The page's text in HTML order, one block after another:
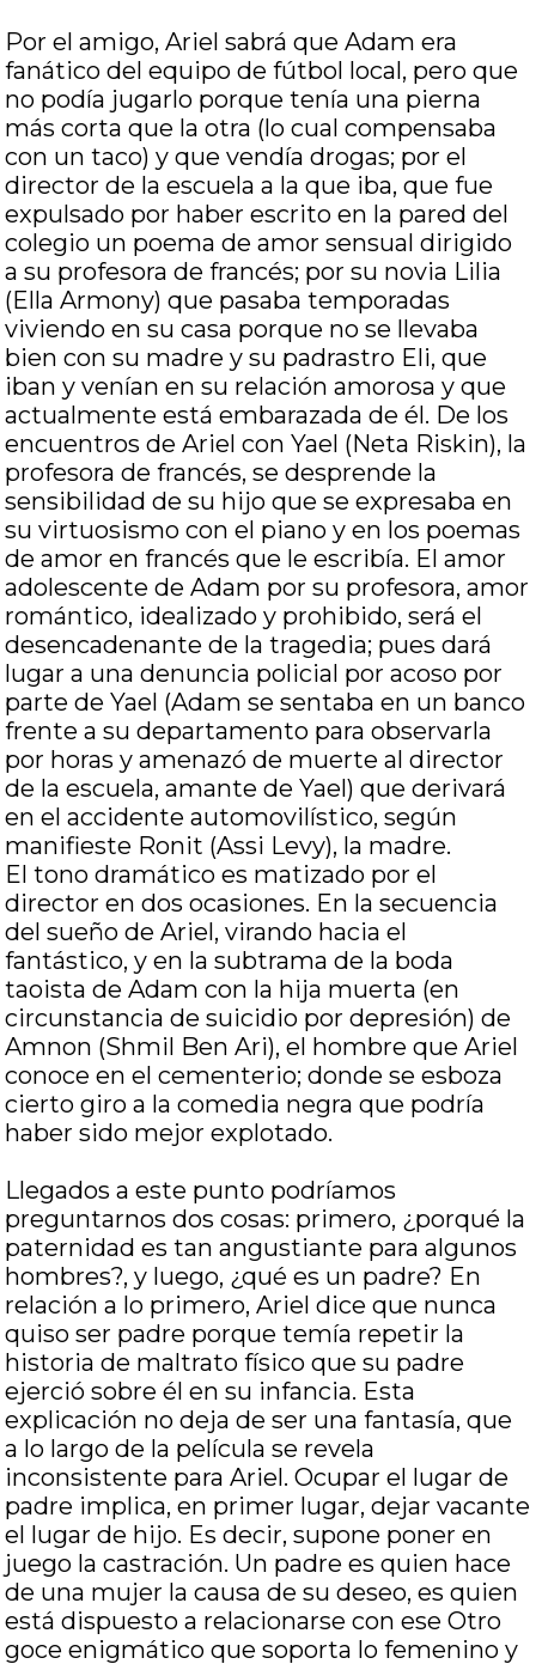
Por el amigo, Ariel sabrá que Adam era
fanático del equipo de fútbol local, pero que
no podía jugarlo porque tenía una pierna
más corta que la otra (lo cual compensaba
con un taco) y que vendía drogas; por el
director de la escuela a la que iba, que fue
expulsado por haber escrito en la pared del
colegio un poema de amor sensual dirigido
a su profesora de francés; por su novia Lilia
(Ella Armony) que pasaba temporadas
viviendo en su casa porque no se llevaba
bien con su madre y su padrastro Eli, que
iban y venían en su relación amorosa y que
actualmente está embarazada de él. De los
encuentros de Ariel con Yael (Neta Riskin), la
profesora de francés, se desprende la
sensibilidad de su hijo que se expresaba en
su virtuosismo con el piano y en los poemas
de amor en francés que le escribía. El amor
adolescente de Adam por su profesora, amor
romántico, idealizado y prohibido, será el
desencadenante de la tragedia; pues dará
lugar a una denuncia policial por acoso por
parte de Yael (Adam se sentaba en un banco
frente a su departamento para observarla
por horas y amenazó de muerte al director
de la escuela, amante de Yael) que derivará
en el accidente automovilístico, según
manifieste Ronit (Assi Levy), la madre.
El tono dramático es matizado por el
director en dos ocasiones. En la secuencia
del sueño de Ariel, virando hacia el
fantástico, y en la subtrama de la boda
taoista de Adam con la hija muerta (en
circunstancia de suicidio por depresión) de
Amnon (Shmil Ben Ari), el hombre que Ariel
conoce en el cementerio; donde se esboza
cierto giro a la comedia negra que podría
haber sido mejor explotado.
Llegados a este punto podríamos
preguntarnos dos cosas: primero, ¿porqué la
paternidad es tan angustiante para algunos
hombres?, y luego, ¿qué es un padre? En
relación a lo primero, Ariel dice que nunca
quiso ser padre porque temía repetir la
historia de maltrato físico que su padre
ejerció sobre él en su infancia. Esta
explicación no deja de ser una fantasía, que
a lo largo de la película se revela
inconsistente para Ariel. Ocupar el lugar de
padre implica, en primer lugar, dejar vacante
el lugar de hijo. Es decir, supone poner en
juego la castración. Un padre es quien hace
de una mujer la causa de su deseo, es quien
está dispuesto a relacionarse con ese Otro
goce enigmático que soporta lo femenino y